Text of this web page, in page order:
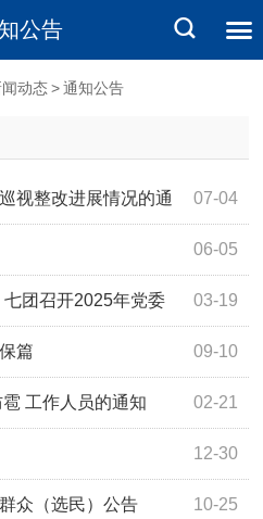
公告
闻动态 > 通知公告
07-04
视整改进展情况的通
06-05
03-19
七团召开2025年党委
09-10
篇
02-21
工作人员的通知
12-30
10-25
众（选民）公告